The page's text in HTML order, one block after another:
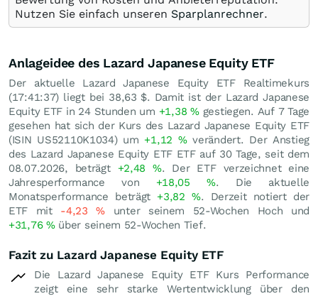
Nutzen Sie einfach unseren Sparplanrechner.
Anlageidee des Lazard Japanese Equity ETF
Der aktuelle Lazard Japanese Equity ETF Realtimekurs
(17:41:37) liegt bei 38,63 $. Damit ist der Lazard Japanese
Equity ETF in 24 Stunden um +1,38%gestiegen. Auf 7 Tage
gesehen hat sich der Kurs des Lazard Japanese Equity ETF
(ISIN US52110K1034) um +1,12 %verändert. Der Anstieg
des Lazard Japanese Equity ETF ETF auf 30 Tage, seit dem
08.07.2026, beträgt +2,48%. Der ETF verzeichnet eine
Jahresperformance von +18,05%. Die aktuelle
Monatsperformance beträgt +3,82 %. Derzeit notiert der
ETF mit -4,23% unter seinem 52-Wochen Hoch und
+31,76 %über seinem 52-Wochen Tief.
Fazit zu Lazard Japanese Equity ETF
Die Lazard Japanese Equity ETF Kurs Performance
zeigt eine sehr starke Wertentwicklung über den